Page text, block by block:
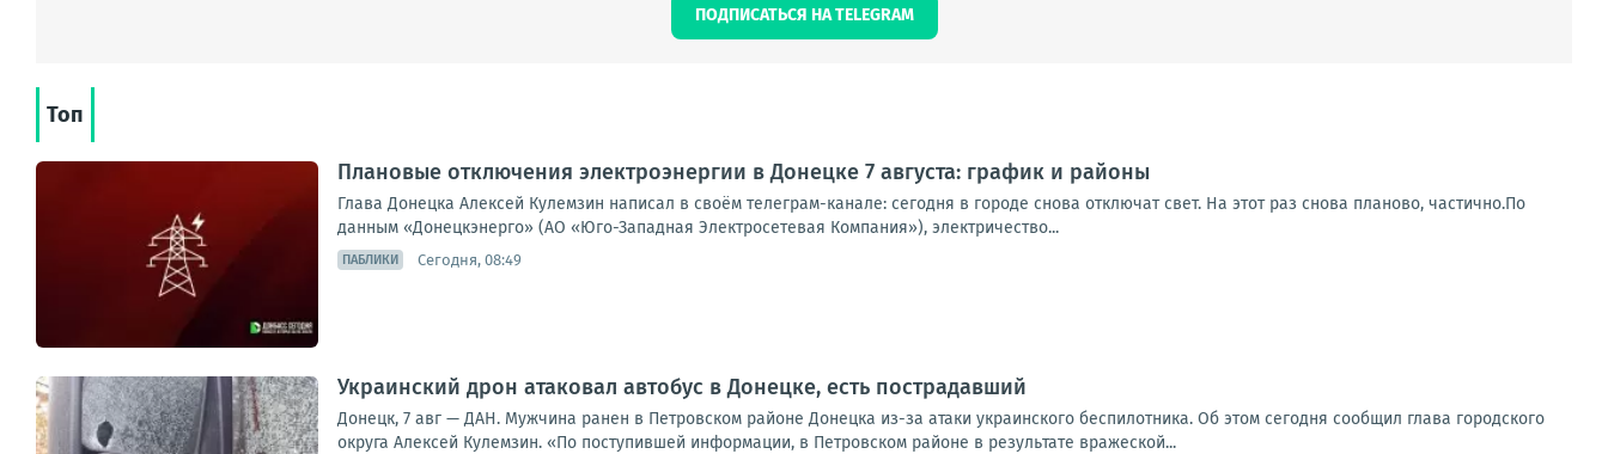
ПОДПИСАТЬСЯ НА TELEGRAM
Топ
Плановые отключения электроэнергии в Донецке 7 августа: график и районы
Глава Донецка Алексей Кулемзин написал в своём телеграм-канале: сегодня в городе снова отключат свет. На этот раз снова планово, частично.По
данным «Донецкэнерго» (АО «Юго-Западная Электросетевая Компания»), электричество...
ПАБЛИКИ Сегодня, 08:49
Украинский дрон атаковал автобус в Донецке, есть пострадавший
Донецк, 7 авг — ДАН. Мужчина ранен в Петровском районе Донецка из-за атаки украинского беспилотника. Об этом сегодня сообщил глава городского
округа Алексей Кулемзин. «По поступившей информации, в Петровском районе в результате вражеской...